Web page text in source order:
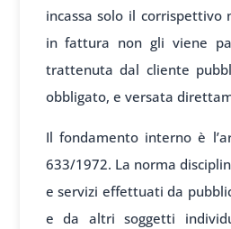
incassa solo il corrispettivo
in fattura non gli viene
trattenuta dal cliente
obbligato, e versata
Il fondamento interno è
633/1972. La norma
e servizi effettuati da
e da altri soggetti